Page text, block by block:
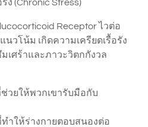
ง (Chronic Stress)
Receptor ไวต่อ
วโน้ม เกิดความเครียดเรื้อรัง
เศร้าและภาวะวิตกกังวล
วยให้พวกเขารับมือกับ
ำให้ร่างกายตอบสนองต่อ